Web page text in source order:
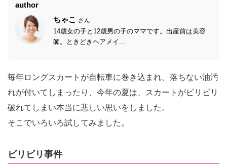
author
ちゃこ さん
14歳女の子と12歳男の子のママです。出産前は美容
師。ときどきヘアメイ...
毎年ロングスカートが自転車に巻き込まれ、落ちない油汚
れが付いてしまったり、今年の夏は、スカートがビリビリ
破れてしまい本当に悲しい思いをしました。
そこでいろいろ試してみました。
ビリビリ事件